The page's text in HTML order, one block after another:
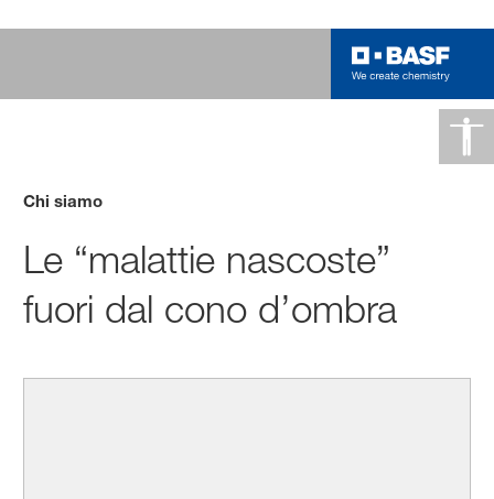
Chi siamo
Le “malattie nascoste”
fuori dal cono d’ombra